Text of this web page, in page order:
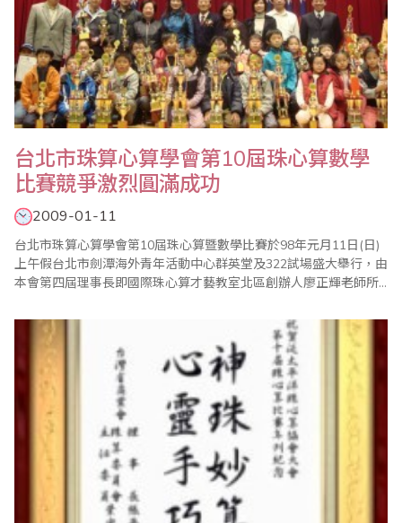
台北市珠算心算學會第10屆珠心算數學
比賽競爭激烈圓滿成功
2009-01-11
台北市珠算心算學會第10屆珠心算暨數學比賽於98年元月11日(日)
上午假台北市劍潭海外青年活動中心群英堂及322試場盛大舉行，由
本會第四屆理事長即國際珠心算才藝教室北區創辦人廖正輝老師所
及台灣省商業會的各項支援及協助。 本屆比賽打破傳統，不將數學
成績納入珠心算總分，而是將珠心算及數學獨立合計，分別敘獎，
頗能增加該科目之專業性，..